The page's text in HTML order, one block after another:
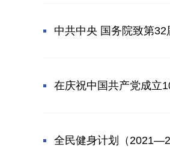
中共中央 国务院致第
在庆祝中国共产党成立
全民健身计划（